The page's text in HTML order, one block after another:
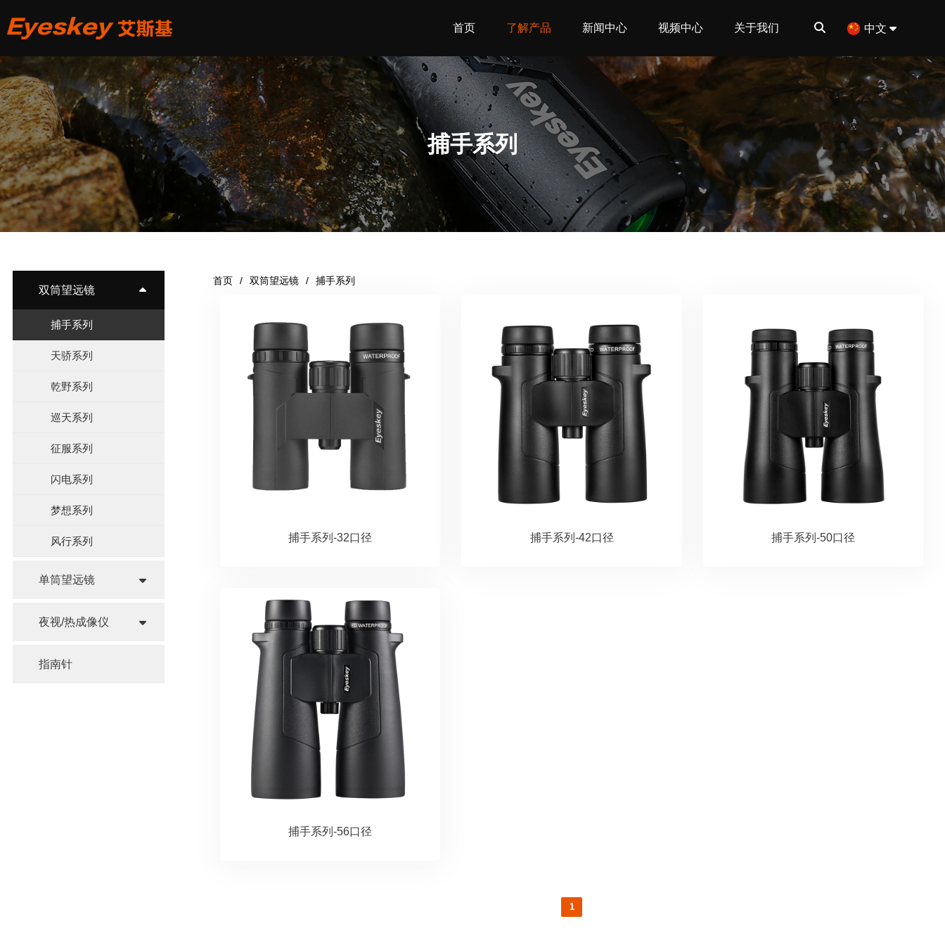
首页 了解产品 新闻中心 视频中心 关于我们 中文
捕手系列
双筒望远镜
捕手系列
天骄系列
乾野系列
巡天系列
征服系列
闪电系列
梦想系列
风行系列
单筒望远镜
夜视/热成像仪
指南针
首页 双筒望远镜 捕手系列
捕手系列-32口径 捕手系列-42口径 捕手系列-50口径
捕手系列-56口径
1